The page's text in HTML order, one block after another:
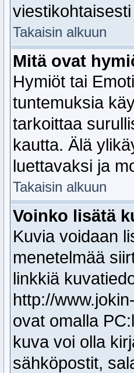
Takaisin alkuun
Mitä ovat
Hymiöt tai
tuntemuksia
tarkoittaa
kautta. Älä
luettavaksi ja
Takaisin alkuun
Voinko lisätä
Kuvia voidaan
menetelmää
linkkiä
http://
ovat omalla
kuva voi olla
sähköpostit,